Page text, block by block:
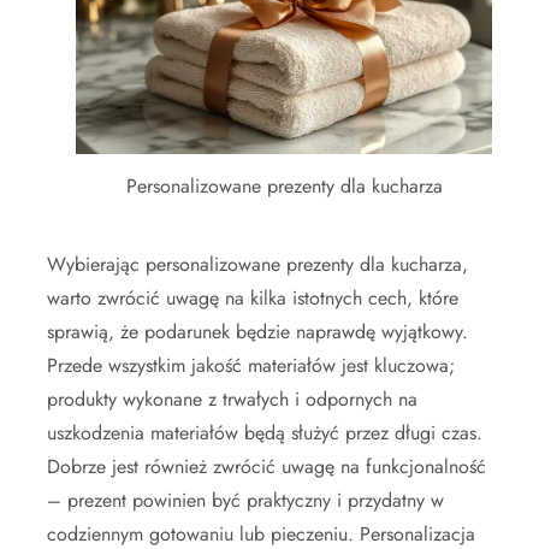
Personalizowane prezenty dla kucharza
Wybierając personalizowane prezenty dla kucharza,
warto zwrócić uwagę na kilka istotnych cech, które
sprawią, że podarunek będzie naprawdę wyjątkowy.
Przede wszystkim jakość materiałów jest kluczowa;
produkty wykonane z trwałych i odpornych na
uszkodzenia materiałów będą służyć przez długi czas.
Dobrze jest również zwrócić uwagę na funkcjonalność
– prezent powinien być praktyczny i przydatny w
codziennym gotowaniu lub pieczeniu. Personalizacja